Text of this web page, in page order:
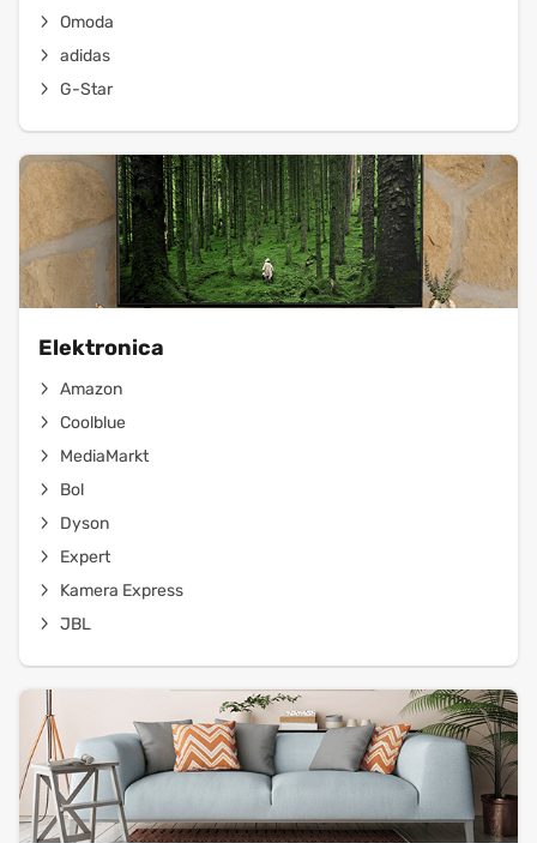
Omoda
adidas
G-Star
Elektronica
Amazon
Coolblue
MediaMarkt
Bol
Dyson
Expert
Kamera Express
JBL